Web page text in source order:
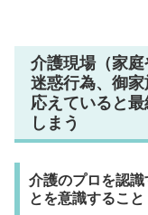
介護現場（家
迷惑行為、御
応えていると
しまう
介護のプロを認
とを意識すること